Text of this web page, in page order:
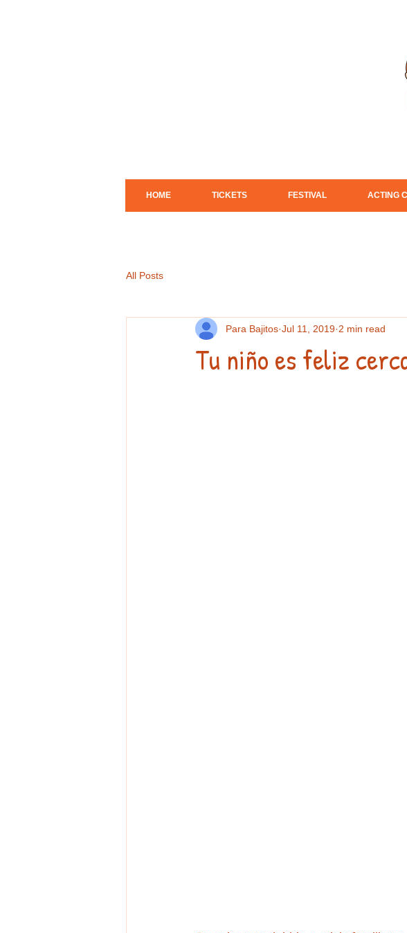
HOME TICKETS FESTIVAL ACTING
All Posts
Tu niño es feliz
Para Bajitos Jul 11, 2019 2 min read